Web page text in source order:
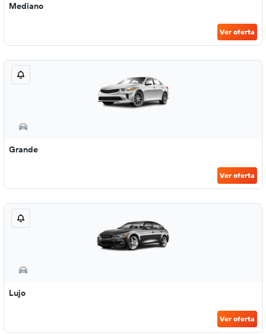
Mediano
Ver oferta
Grande
Ver oferta
Lujo
Ver oferta